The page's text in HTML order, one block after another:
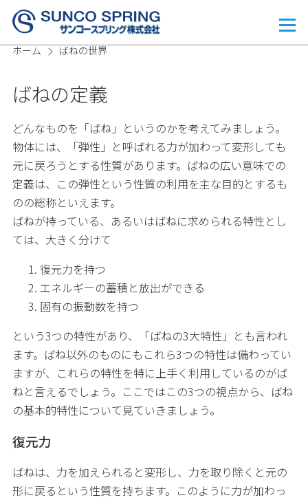
メインコンテンツに移動
メ
ニ
パ
ン
く
ず
ホーム ばねの世界
ばねの定義
どんなものを「ばね」というのかを考えてみましょう。
物体には、「弾性」と呼ばれる力が加わって変形しても
元に戻ろうとする性質があります。ばねの広い意味での
定義は、この弾性という性質の利用を主な目的とするも
のの総称といえます。
ばねが持っている、あるいはばねに求められる特性とし
ては、大きく分けて
復元力を持つ
エネルギーの蓄積と放出ができる
固有の振動数を持つ
という3つの特性があり、「ばねの3大特性」とも言われ
ます。ばね以外のものにもこれら3つの特性は備わってい
ますが、これらの特性を特に上手く利用しているのがば
ねと言えるでしょう。ここではこの3つの視点から、ばね
の基本的特性について見ていきましょう。
復元力
ばねは、力を加えられると変形し、力を取り除くと元の
形に戻るという性質を持ちます。このように力が加わっ